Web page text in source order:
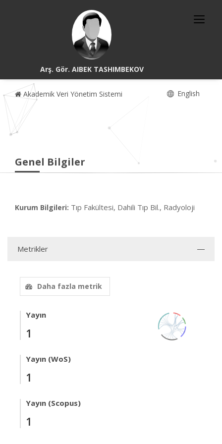
Arş. Gör. AIBEK TASHIMBEKOV
Akademik Veri Yönetim Sistemi English
Genel Bilgiler
Kurum Bilgileri: Tıp Fakültesi, Dahili Tıp Bil., Radyoloji
Metrikler
Daha fazla metrik
Yayın
1
Yayın (WoS)
1
Yayın (Scopus)
1